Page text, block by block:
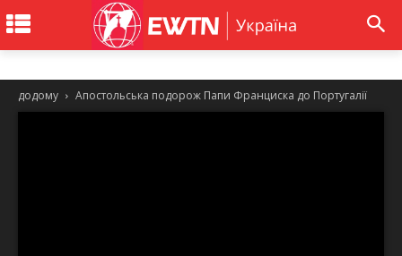
додому Апостольська подорож Папи Франциска до Португалії